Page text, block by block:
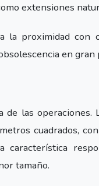
extensiones
la proximidad con
en gran
las operaciones.
cuadrados,
característica
tamaño.